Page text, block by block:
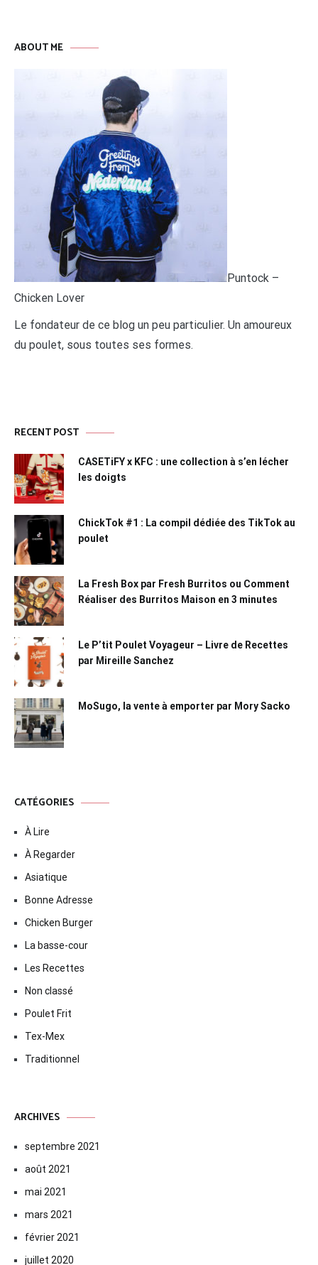
ABOUT ME
Puntock –
Chicken Lover
Le fondateur de ce blog un peu particulier. Un amoureux
du poulet, sous toutes ses formes.
RECENT POST
CASETiFY x KFC : une collection à s’en lécher
les doigts
ChickTok #1 : La compil dédiée des TikTok au
poulet
La Fresh Box par Fresh Burritos ou Comment
Réaliser des Burritos Maison en 3 minutes
Le P’tit Poulet Voyageur – Livre de Recettes
par Mireille Sanchez
MoSugo, la vente à emporter par Mory Sacko
CATÉGORIES
À Lire
À Regarder
Asiatique
Bonne Adresse
Chicken Burger
La basse-cour
Les Recettes
Non classé
Poulet Frit
Tex-Mex
Traditionnel
ARCHIVES
septembre 2021
août 2021
mai 2021
mars 2021
février 2021
juillet 2020